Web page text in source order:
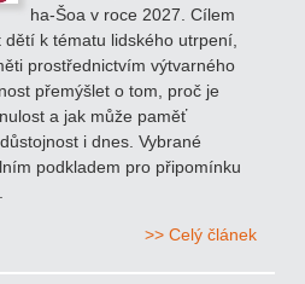
ha-Šoa v roce 2027. Cílem
k tématu lidského utrpení,
prostřednictvím výtvarného
přemýšlet o tom, proč je
a jak může paměť
i dnes. Vybrané
podkladem pro připomínku
>> Celý článek